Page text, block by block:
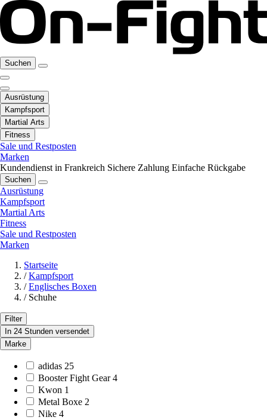
Suchen
Ausrüstung
Kampfsport
Martial Arts
Fitness
Sale und Restposten
Marken
Kundendienst in Frankreich Sichere Zahlung Einfache Rückgabe
Suchen
Ausrüstung
Kampfsport
Martial Arts
Fitness
Sale und Restposten
Marken
Startseite
/ Kampfsport
/ Englisches Boxen
/ Schuhe
Filter
In 24 Stunden versendet
Marke
adidas 25
Booster Fight Gear 4
Kwon 1
Metal Boxe 2
Nike 4